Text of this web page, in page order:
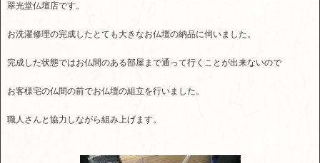
翠光堂仏壇店です。
お洗濯修理の完成したとても大きなお仏壇の納品に伺いました。
完成した状態ではお仏間のある部屋まで通って行くことが出来ないので
お客様宅の仏間の前でお仏壇の組立を行いました。
職人さんと協力しながら組み上げます。